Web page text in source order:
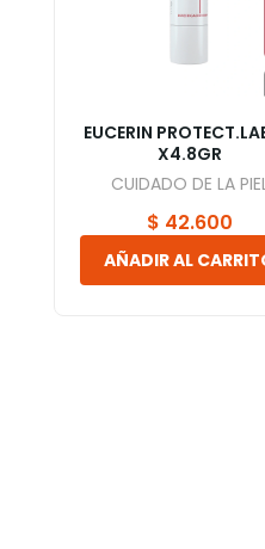
EUCERIN
X4.8GR
CUIDADO DE LA
$ 42.600
AÑADIR AL